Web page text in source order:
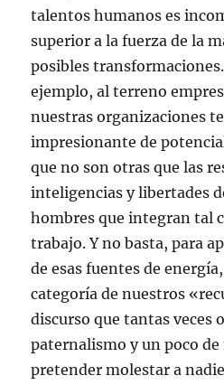
talentos humanos es
superior a la fuerza de la
posibles
ejemplo, al terreno
nuestras organizaciones
impresionante de
que no son otras que las
inteligencias y libertades
hombres que integran tal
trabajo. Y no basta, para
de esas fuentes de
categoría de nuestros
discurso que tantas veces
paternalismo y un poco
pretender molestar a